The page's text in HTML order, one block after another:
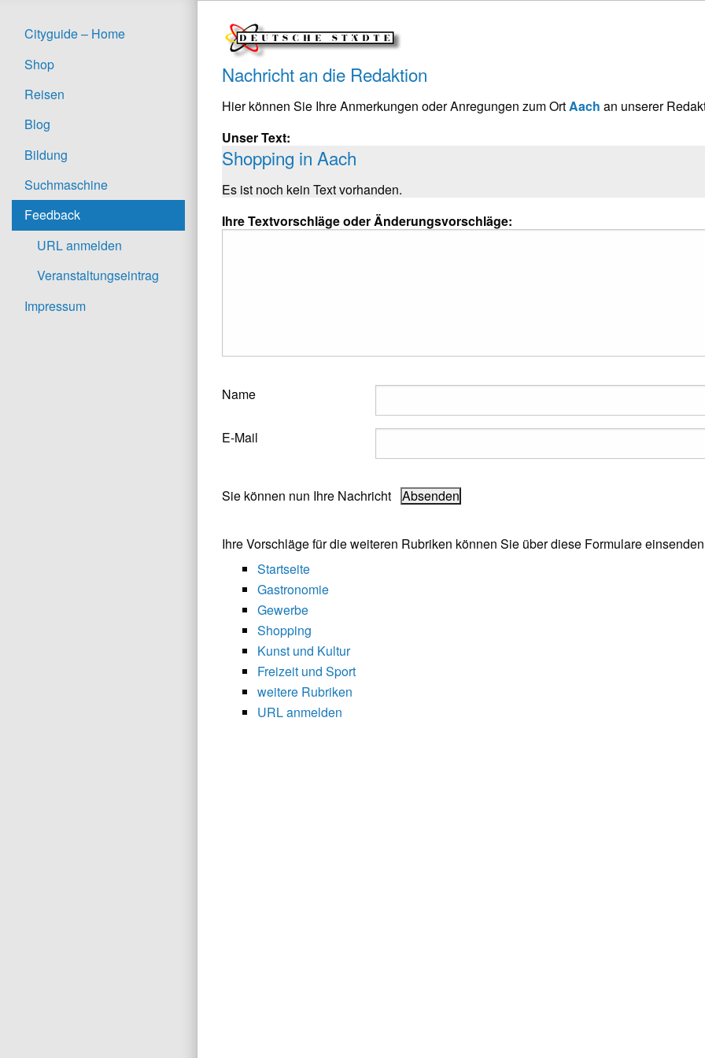
Cityguide – Home
Shop
Reisen
Blog
Bildung
Suchmaschine
Feedback
URL anmelden
Veranstaltungseintrag
Impressum
Nachricht an die Redaktion
Hier können Sie Ihre Anmerkungen oder Anregungen zum OrtAach an unserer
Unser Text:
Shopping in Aach
Es ist noch kein Text vorhanden.
Ihre Textvorschläge oder Änderungsvorschläge:
Name
E-Mail
Sie können nun Ihre Nachricht
Ihre Vorschläge für die weiteren Rubriken können Sie über diese Formulare
Startseite
Gastronomie
Gewerbe
Shopping
Kunst und Kultur
Freizeit und Sport
weitere Rubriken
URL anmelden